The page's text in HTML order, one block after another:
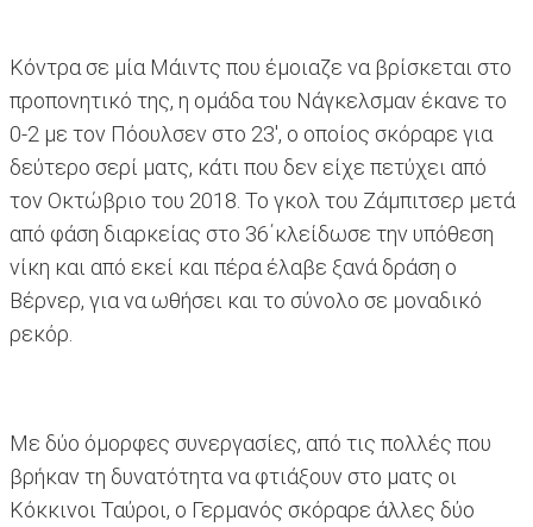
Κόντρα σε μία Μάιντς που έμοιαζε να βρίσκεται στο
προπονητικό της, η ομάδα του Νάγκελσμαν έκανε το
0-2 με τον Πόουλσεν στο 23', ο οποίος σκόραρε για
δεύτερο σερί ματς, κάτι που δεν είχε πετύχει από
τον Οκτώβριο του 2018. Το γκολ του Ζάμπιτσερ μετά
από φάση διαρκείας στο 36΄κλείδωσε την υπόθεση
νίκη και από εκεί και πέρα έλαβε ξανά δράση ο
Βέρνερ, για να ωθήσει και το σύνολο σε μοναδικό
ρεκόρ.
Με δύο όμορφες συνεργασίες, από τις πολλές που
βρήκαν τη δυνατότητα να φτιάξουν στο ματς οι
Κόκκινοι Ταύροι, ο Γερμανός σκόραρε άλλες δύο